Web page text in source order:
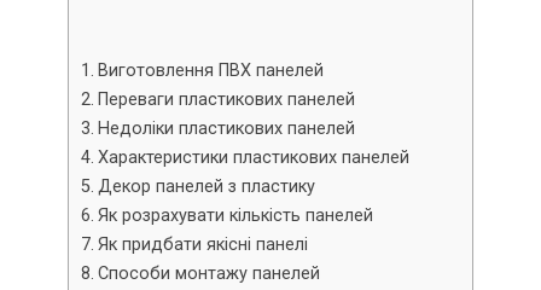
Виготовлення ПВХ панелей
Переваги пластикових панелей
Недоліки пластикових панелей
Характеристики пластикових панелей
Декор панелей з пластику
Як розрахувати кількість панелей
Як придбати якісні панелі
Способи монтажу панелей